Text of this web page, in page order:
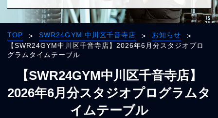
TOP > SWR24GYM 中川区千音寺店 > お知らせ
>
【SWR24GYM中川区千音寺店】2026年6月分スタジオプロ
グラムタイムテーブル
【SWR24GYM中川区千音寺店】
2026年6月分スタジオプログラムタ
イムテーブル